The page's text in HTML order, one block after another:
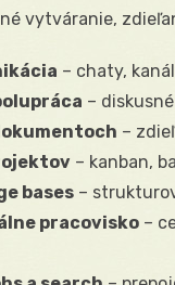
vytváranie,
– chaty,
–
–
– kanban,
bases –
pracovisko –